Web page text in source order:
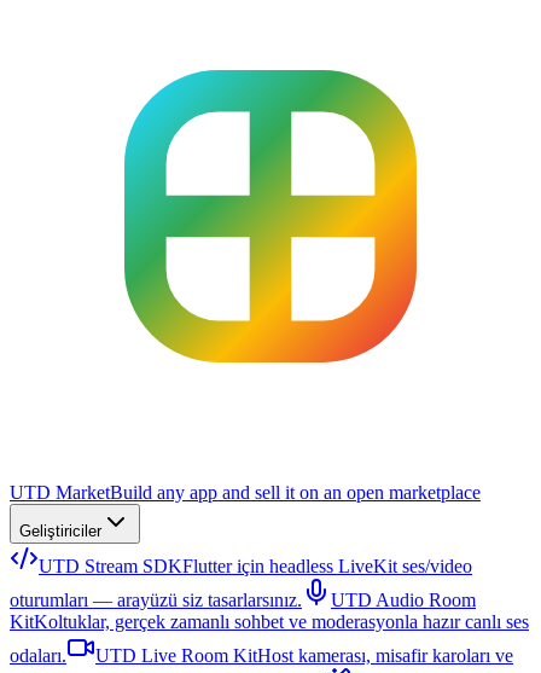
UTD MarketBuild any app and sell it on an open marketplace
Geliştiriciler
UTD Stream SDKFlutter için headless LiveKit ses/video
oturumları — arayüzü siz tasarlarsınız.
UTD Audio Room
KitKoltuklar, gerçek zamanlı sohbet ve moderasyonla hazır canlı ses
odaları.
UTD Live Room KitHost kamerası, misafir karoları ve